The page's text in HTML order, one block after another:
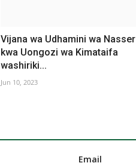
Vijana wa Udhamini wa Nasser
kwa Uongozi wa Kimataifa
washiriki...
Jun 10, 2023
Email